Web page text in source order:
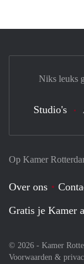
Op Kamer
Over ons
Gratis je Kamer
© 2026 - Kamer
Voorwaarden &
Niks leuks
Studio's